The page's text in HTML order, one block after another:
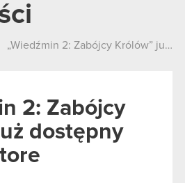
„Wiedźmin 2: Zabójcy Królów” już dostępny na App Store
2: Zabójcy
dostępny